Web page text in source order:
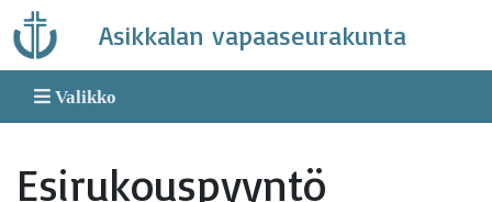
Skip
to
content
Asikkalan vapaaseurakunta
Valikko
Esirukouspyyntö